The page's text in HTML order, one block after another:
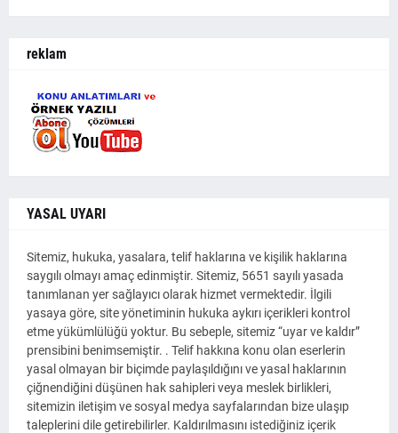
reklam
YASAL UYARI
Sitemiz, hukuka, yasalara, telif haklarına ve kişilik haklarına
saygılı olmayı amaç edinmiştir. Sitemiz, 5651 sayılı yasada
tanımlanan yer sağlayıcı olarak hizmet vermektedir. İlgili
yasaya göre, site yönetiminin hukuka aykırı içerikleri kontrol
etme yükümlülüğü yoktur. Bu sebeple, sitemiz “uyar ve kaldır”
prensibini benimsemiştir. . Telif hakkına konu olan eserlerin
yasal olmayan bir biçimde paylaşıldığını ve yasal haklarının
çiğnendiğini düşünen hak sahipleri veya meslek birlikleri,
sitemizin iletişim ve sosyal medya sayfalarından bize ulaşıp
taleplerini dile getirebilirler. Kaldırılmasını istediğiniz içerik